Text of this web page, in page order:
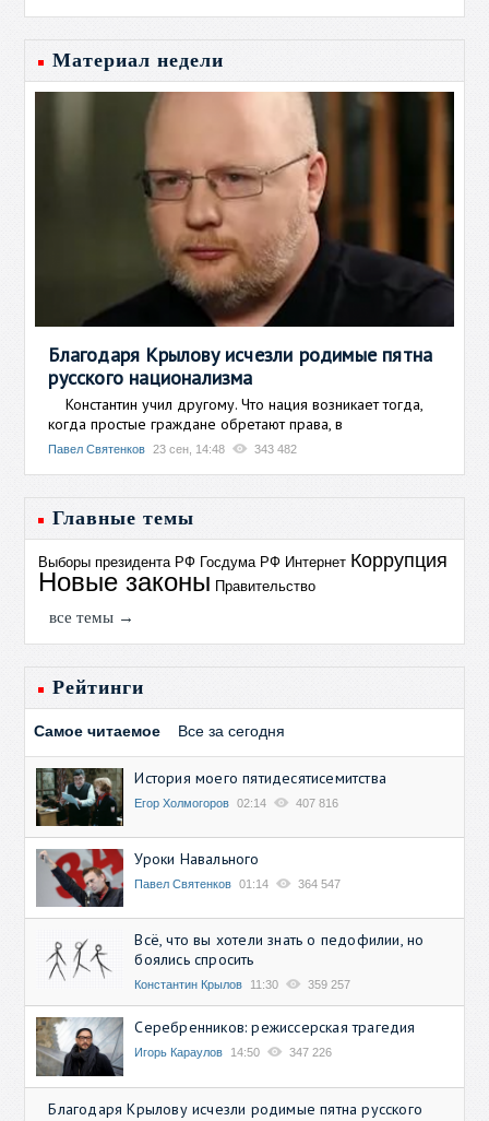
Материал недели
Благодаря Крылову исчезли родимые пятна
русского национализма
Константин учил другому. Что нация возникает тогда,
когда простые граждане обретают права, в
Павел Святенков 23 сен, 14:48 343 482
Главные темы
Выборы президента РФ Госдума РФ Интернет Коррупция
Новые законы Правительство
все темы →
Рейтинги
Самое читаемое Все за сегодня
История моего пятидесятисемитства
Егор Холмогоров 02:14 407 816
Уроки Навального
Павел Святенков 01:14 364 547
Всё, что вы хотели знать о педофилии, но
боялись спросить
Константин Крылов 11:30 359 257
Серебренников: режиссерская трагедия
Игорь Караулов 14:50 347 226
Благодаря Крылову исчезли родимые пятна русского